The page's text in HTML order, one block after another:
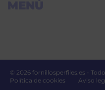
© 2026 fornillosperfiles.es -
Política de cookies
Aviso